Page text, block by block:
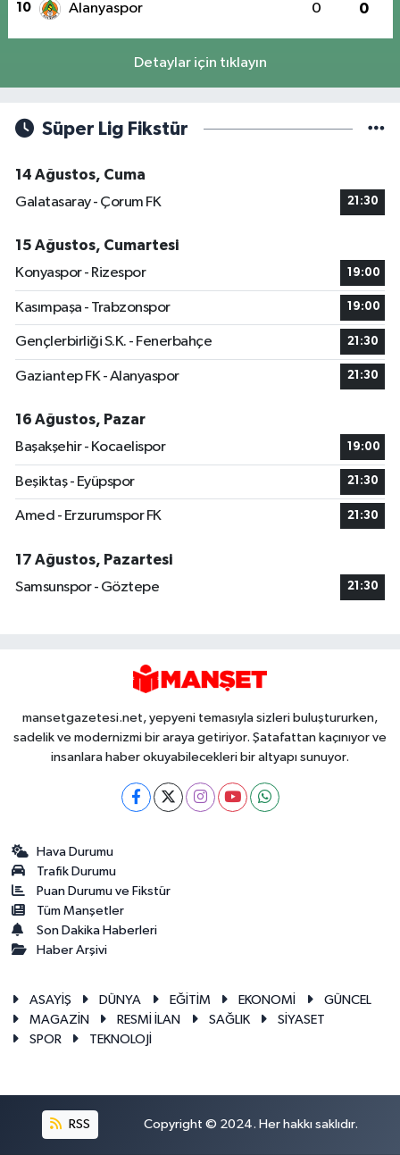
10 Alanyaspor 0 0
Detaylar için tıklayın
Süper Lig Fikstür
14 Ağustos, Cuma
Galatasaray - Çorum FK
21:30
15 Ağustos, Cumartesi
Konyaspor - Rizespor
19:00
Kasımpaşa - Trabzonspor 19:00
Gençlerbirliği S.K. - Fenerbahçe 21:30
Gaziantep FK - Alanyaspor 21:30
16 Ağustos, Pazar
Başakşehir - Kocaelispor
19:00
Beşiktaş - Eyüpspor 21:30
Amed - Erzurumspor FK 21:30
17 Ağustos, Pazartesi
Samsunspor - Göztepe
21:30
mansetgazetesi.net, yepyeni temasıyla sizleri buluştururken,
sadelik ve modernizmi bir araya getiriyor. Şatafattan kaçınıyor ve
insanlara haber okuyabilecekleri bir altyapı sunuyor.
Hava Durumu
Trafik Durumu
Puan Durumu ve Fikstür
Tüm Manşetler
Son Dakika Haberleri
Haber Arşivi
ASAYİŞ DÜNYA EĞİTİM EKONOMİ
GÜNCEL
MAGAZİN
RESMİ İLAN SAĞLIK
SİYASET
SPOR
TEKNOLOJİ
RSS Copyright © 2024. Her hakkı saklıdır.